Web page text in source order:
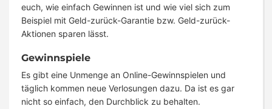
euch, wie einfach Gewinnen ist und wie viel sich zum
Beispiel mit Geld-zurück-Garantie bzw. Geld-zurück-
Aktionen sparen lässt.
Gewinnspiele
Es gibt eine Unmenge an Online-Gewinnspielen und
täglich kommen neue Verlosungen dazu. Da ist es gar
nicht so einfach, den Durchblick zu behalten.